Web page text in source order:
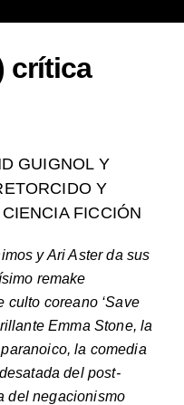
crítica
GUIGNOL Y
Y
FICCIÓN
y Ari Aster da sus
remake
culto coreano ‘Save
Emma Stone, la
la comedia
del post-
del negacionismo